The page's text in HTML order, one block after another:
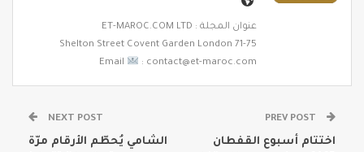
عنوان المجلة : ET-MAROC.COM LTD
71-75 Shelton Street Covent Garden London
Email
: contact@et-maroc.com
اختتام أسبوع القفطان
NEXT POST
الشامي يُحطّم الأرقام مرّة